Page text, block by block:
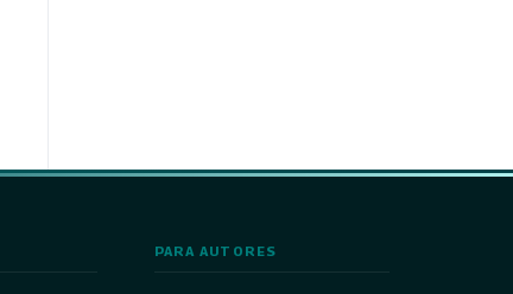
PARA AUTORES